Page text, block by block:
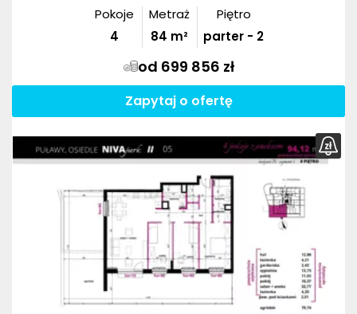
Pokoje
4
Metraż
84 m²
Piętro
parter - 2
od 699 856 zł
Zapytaj o ofertę